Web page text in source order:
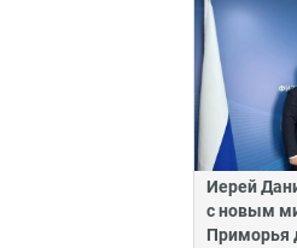
Иерей
с новым
Приморья